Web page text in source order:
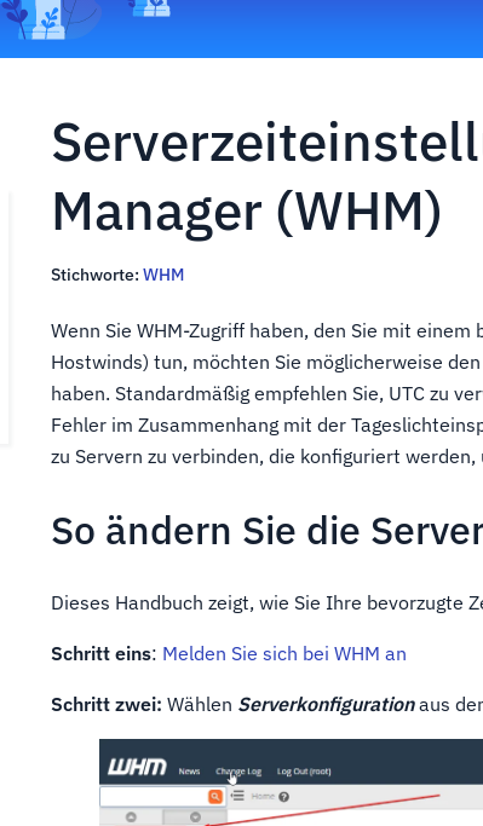
Manager (WHM)
Stichworte: WHM
Wenn Sie WHM-Zugriff haben, den Sie mit
Hostwinds) tun, möchten Sie möglicherweise
haben. Standardmäßig empfehlen Sie, UTC zu
Fehler im Zusammenhang mit der
zu Servern zu verbinden, die konfiguriert
So ändern Sie die
Dieses Handbuch zeigt, wie Sie Ihre bevorzugte
Schritt eins: Melden Sie sich bei WHM an
Schritt zwei: Wählen Serverkonfigurationaus